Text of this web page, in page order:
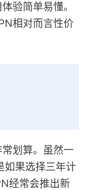
验简单易懂。
相对而言性价
划算。虽然一
如果选择三年计
经常会推出新